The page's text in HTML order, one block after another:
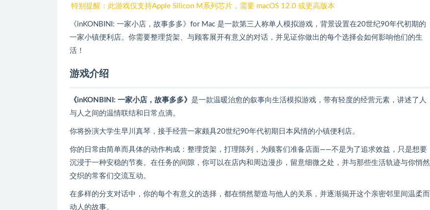
特别提醒：此游戏仅支持Apple Silicon M系列芯片，需要 macOS 12.0 或更高版本
《inKONBINI: 一家小店，故事多多》for Mac 是一款第三人称单人模拟游戏，背景设置在20世纪90年代初期的
一家小镇便利店。你需要整理货架、与顾客展开有意义的对话，并见证你做出的每个选择会如何影响他们的生
活！
游戏介绍
《inKONBINI: 一家小店，故事多多》 是一款温暖治愈的叙事向生活模拟游戏，带有轻度的经营元素，讲述了人
与人之间的温情联结和日常点滴。
你将扮演大学生早川真琴，接手经营一家颇具20世纪90年代初期日本风情的小镇便利店。
你的日常由简单而具体的动作构成：整理货架，打理陈列，为顾客们准备店面——不是为了追求效益，只是想要
沉浸于一种安稳的节奏。在任务的间隙，你可以在店内和周边漫步，留意细微之处，并与那些生活轨迹与你悄然
交织的常客们交流互动。
在多样的分支对话中，你的每个有意义的选择，都在悄然塑造与他人的关系，并逐渐揭开这个亲密邻里间温柔而
动人的故事。